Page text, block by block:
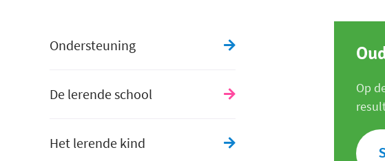
Ondersteuning
De lerende school
Het lerende kind
Op